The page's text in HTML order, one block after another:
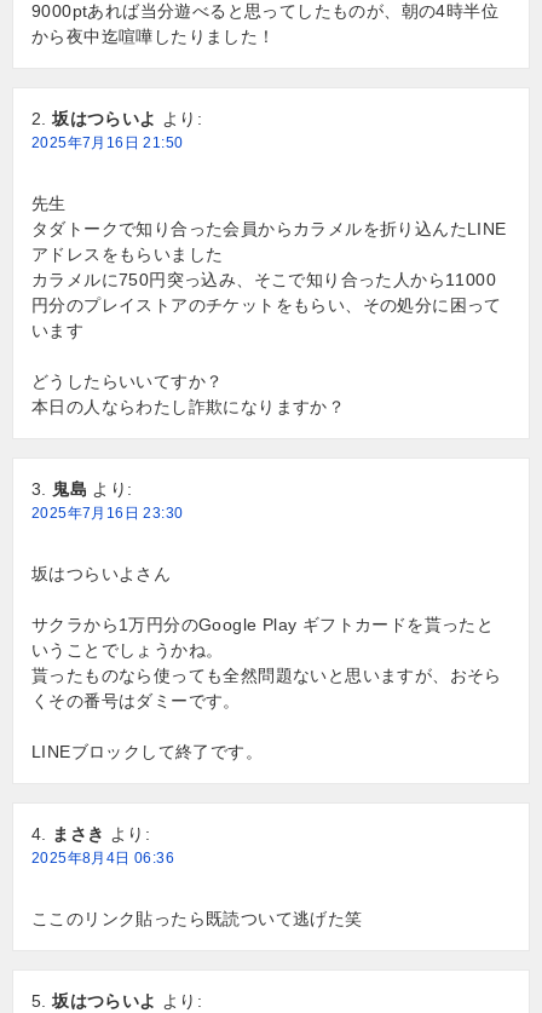
9000ptあれば当分遊べると思ってしたものが、朝の4時半位
から夜中迄喧嘩したりました！
坂はつらいよ より:
2025年7月16日 21:50
先生
タダトークで知り合った会員からカラメルを折り込んたLINE
アドレスをもらいました
カラメルに750円突っ込み、そこで知り合った人から11000
円分のプレイストアのチケットをもらい、その処分に困って
います
どうしたらいいてすか？
本日の人ならわたし詐欺になりますか？
鬼島 より:
2025年7月16日 23:30
坂はつらいよさん
サクラから1万円分のGoogle Play ギフトカードを貰ったと
いうことでしょうかね。
貰ったものなら使っても全然問題ないと思いますが、おそら
くその番号はダミーです。
LINEブロックして終了です。
まさき より:
2025年8月4日 06:36
ここのリンク貼ったら既読ついて逃げた笑
坂はつらいよ より: